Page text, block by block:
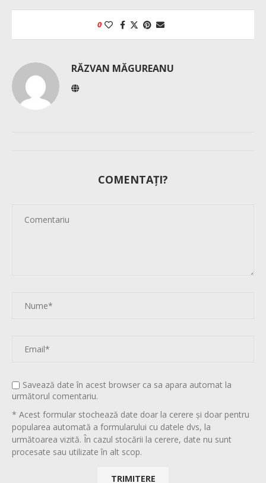
0
RĂZVAN MĂGUREANU
COMENTAȚI?
Savează date în acest browser ca sa apara automat la
următorul comentariu.
* Acest formular stochează date doar la cerere și doar pentru
popularea automată a formularului cu datele dvs, la
următoarea vizită. În cazul stocării la cerere, date nu sunt
procesate sau utilizate în alt scop.